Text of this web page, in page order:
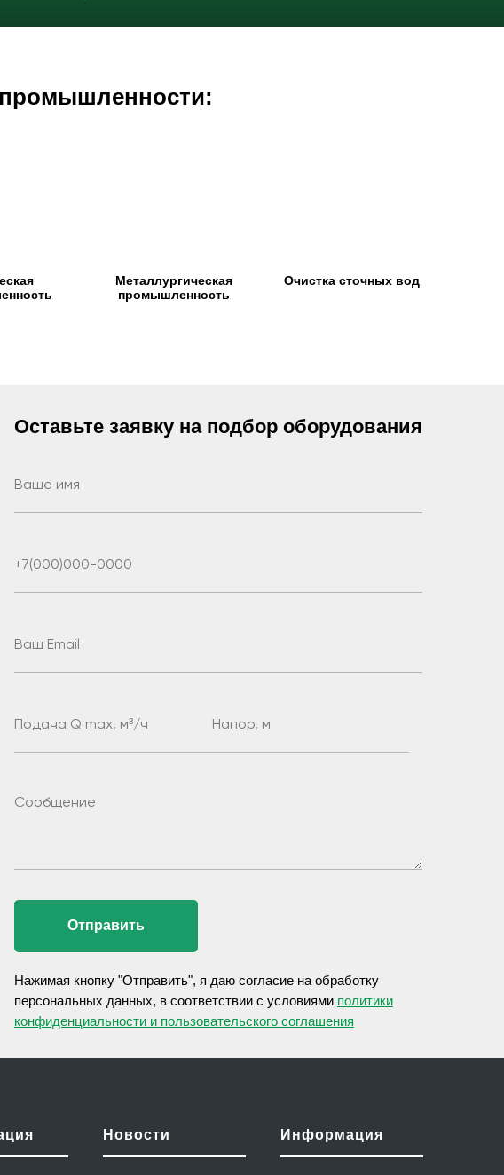
промышленности:
Металлургическая
промышленность
Очистка сточных вод
Оставьте заявку на подбор оборудования
Отправить
Нажимая кнопку "Отправить", я даю согласие на обработку
персональных данных, в соответствии с условиями политики
конфиденциальности и пользовательского соглашения
Новости Информация